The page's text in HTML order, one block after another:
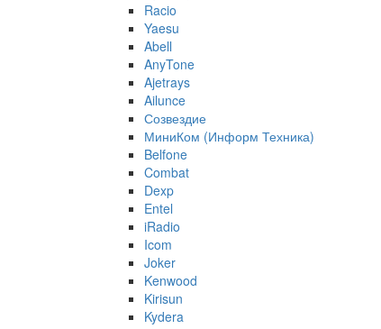
Racio
Yaesu
Abell
AnyTone
Ajetrays
Ailunce
Созвездие
МиниКом (Информ Техника)
Belfone
Combat
Dexp
Entel
iRadio
Icom
Joker
Kenwood
Kirisun
Kydera